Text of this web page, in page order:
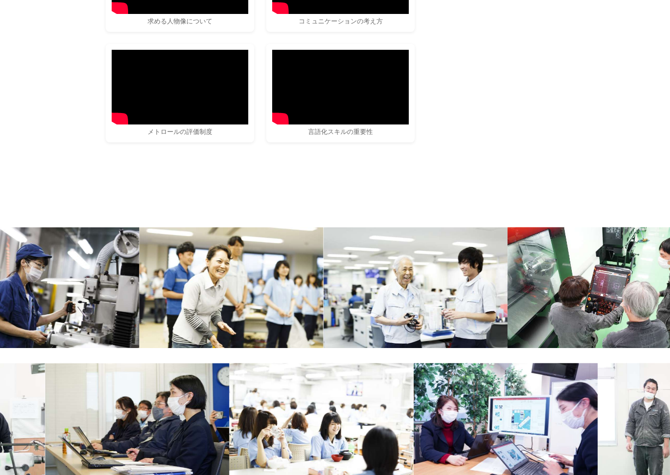
求める人物像について コミュニケーションの考え方
メトロールの評価制度 言語化スキルの重要性